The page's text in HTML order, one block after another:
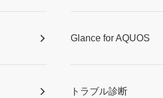
Glance for AQUOS
トラブル診断